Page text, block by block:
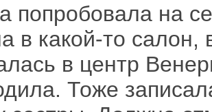
попробовала на
в какой-то
в центр
Тоже